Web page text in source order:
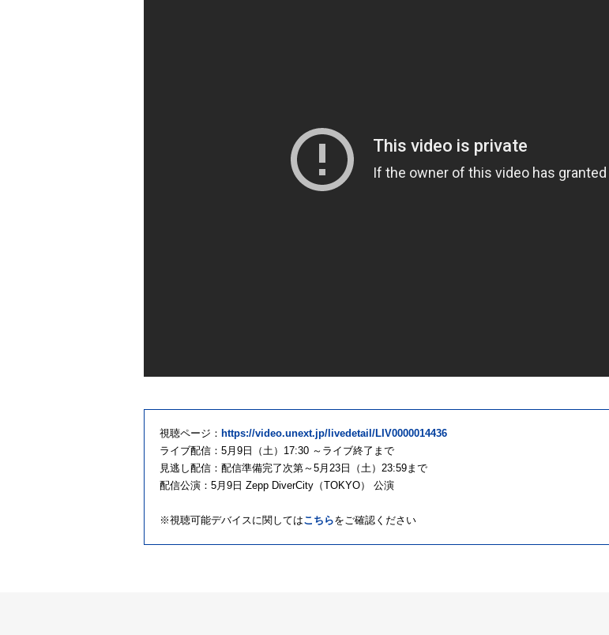
視聴ページ： https://video.unext.jp/livedetail/LIV0000014436
ライブ配信：5月9日（土）17:30 ～ライブ終了まで
見逃し配信：配信準備完了次第～5月23日（土）23:59まで
配信公演：5月9日 Zepp DiverCity（TOKYO） 公演
※視聴可能デバイスに関してはこちらをご確認ください